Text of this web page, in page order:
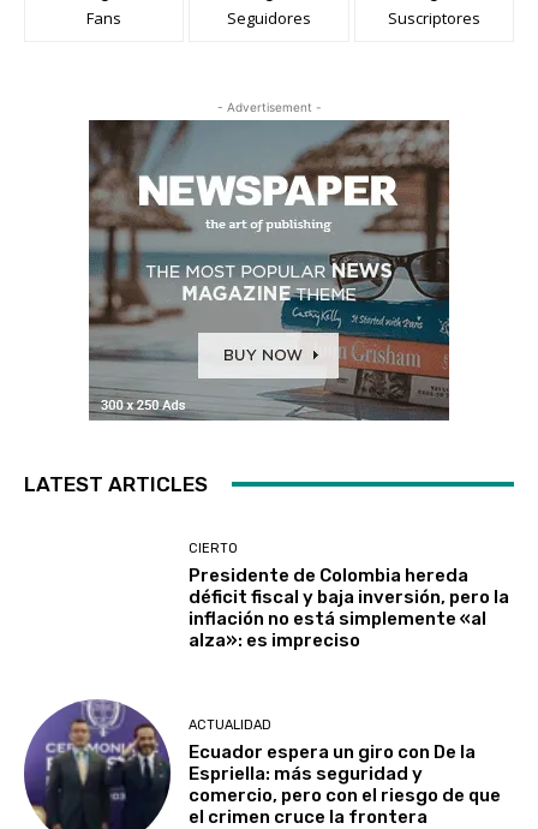
Fans Seguidores Suscriptores
- Advertisement -
LATEST ARTICLES
CIERTO
Presidente de Colombia hereda
déficit fiscal y baja inversión, pero la
inflación no está simplemente «al
alza»: es impreciso
ACTUALIDAD
Ecuador espera un giro con De la
Espriella: más seguridad y
comercio, pero con el riesgo de que
el crimen cruce la frontera